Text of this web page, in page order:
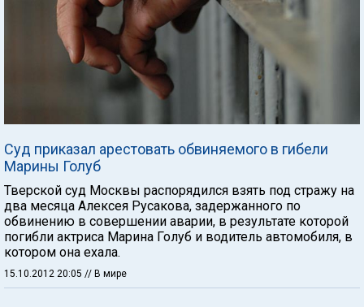
Суд приказал арестовать обвиняемого в гибели
Марины Голуб
Тверской суд Москвы распорядился взять под стражу на
два месяца Алексея Русакова, задержанного по
обвинению в совершении аварии, в результате которой
погибли актриса Марина Голуб и водитель автомобиля, в
котором она ехала.
15.10.2012 20:05 // В мире